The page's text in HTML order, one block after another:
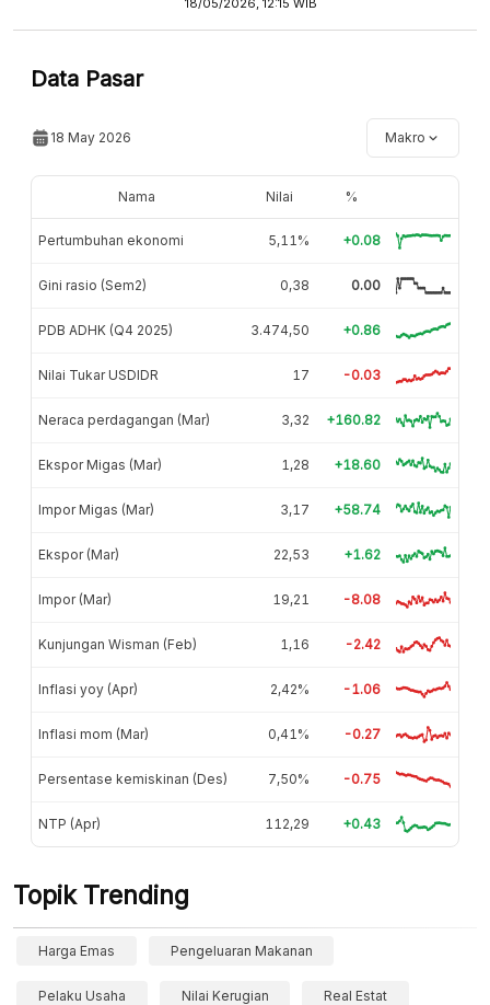
18/05/2026, 12:15 WIB
Data Pasar
18 May 2026 Makro
Nama Nilai %
Pertumbuhan ekonomi 5,11% +0.08
Gini rasio (Sem2) 0,38 0.00
PDB ADHK (Q4 2025) 3.474,50 +0.86
Nilai Tukar USDIDR 17 -0.03
Neraca perdagangan (Mar) 3,32 +160.82
Ekspor Migas (Mar) 1,28 +18.60
Impor Migas (Mar) 3,17 +58.74
Ekspor (Mar) 22,53 +1.62
Impor (Mar) 19,21 -8.08
Kunjungan Wisman (Feb) 1,16 -2.42
Inflasi yoy (Apr) 2,42% -1.06
Inflasi mom (Mar) 0,41% -0.27
Persentase kemiskinan (Des) 7,50% -0.75
NTP (Apr) 112,29 +0.43
Topik Trending
Harga Emas Pengeluaran Makanan
Pelaku Usaha Nilai Kerugian Real Estat